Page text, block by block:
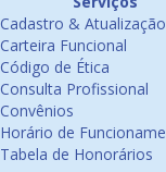
Cadastro & Atualização
Carteira Funcional
Código de Ética
Consulta Profissional
Convênios
Horário de
Tabela de Honorários